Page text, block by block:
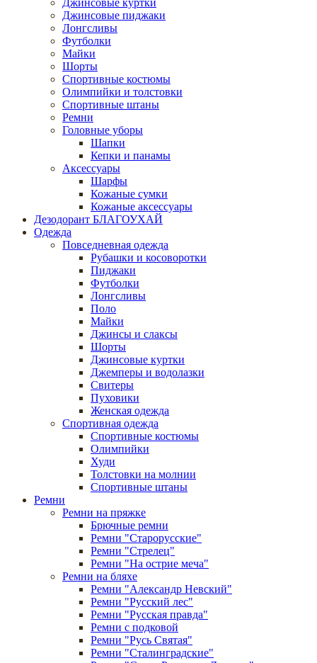
Джинсовые пиджаки
Лонгсливы
Футболки
Майки
Шорты
Спортивные костюмы
Олимпийки и толстовки
Спортивные штаны
Ремни
Головные уборы
Шапки
Кепки и панамы
Аксессуары
Шарфы
Кожаные сумки
Кожаные аксессуары
Дезодорант БЛАГОУХАЙ
Одежда
Повседневная одежда
Рубашки и косоворотки
Пиджаки
Футболки
Лонгсливы
Поло
Майки
Джинсы и слаксы
Шорты
Джинсовые куртки
Джемперы и водолазки
Свитеры
Пуховики
Женская одежда
Спортивная одежда
Спортивные костюмы
Олимпийки
Худи
Толстовки на молнии
Спортивные штаны
Ремни
Ремни на пряжке
Брючные ремни
Ремни "Старорусские"
Ремни "Стрелец"
Ремни "На острие меча"
Ремни на бляхе
Ремни "Александр Невский"
Ремни "Русский лес"
Ремни "Русская правда"
Ремни с подковой
Ремни "Русь Святая"
Ремни "Сталинградские"